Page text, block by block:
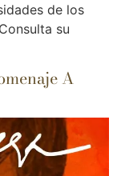
de los
su
A